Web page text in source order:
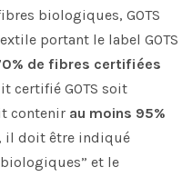
biologiques, GOTS
portant le label GOTS
de fibres certifiées
certifié GOTS soit
contenir au moins 95%
il doit être indiqué
et le